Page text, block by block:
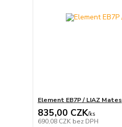
Element EB7P / LIAZ Mates
835,00 CZK/ks
690,08 CZK bez DPH